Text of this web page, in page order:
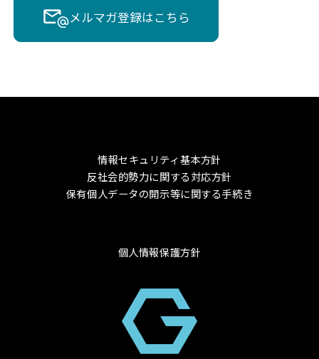
メルマガ登録はこちら
情報セキュリティ基本方針
反社会的勢力に関する対応方針
保有個人データの開示等に関する手続き
個人情報保護方針